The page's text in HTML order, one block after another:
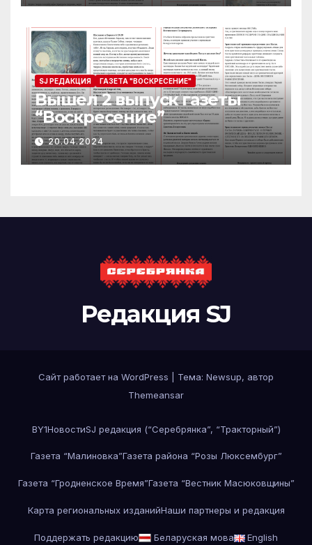
SJ РЕДАКЦИЯ ГАЗЕТА "ВОСКРЕСЕНИЕ"
Вышел 2 выпуск газеты
“Воскресение”
20.04.2024
Редакция SJ
Сайт работает на WordPress
Тема: Newsup, автор
Themeansar
BY1НовостиSJ редакция (“Серебрянка”, “Тракторный”)
Газета “Малиновка”Газета района “Розы Люксембург”
Газета “Гродненское Время”Газета “Вестник Масюковщины”
Карта региональных изданийНаши партнеры и редакция
Поддержать редакцию Беларуская мова English